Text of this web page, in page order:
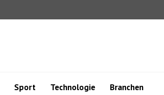
Sport Technologie Branchen